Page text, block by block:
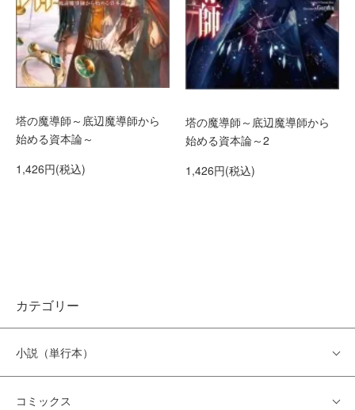
塔の魔導師～底辺魔導師から
始める資本論～
1,426円(税込)
塔の魔導師～底辺魔導師から
始める資本論～2
1,426円(税込)
カテゴリー
小説（単行本）
コミックス